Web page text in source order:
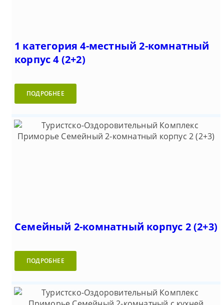
1 категория 4-местный 2-комнатный
корпус 4 (2+2)
ПОДРОБНЕЕ
Семейный 2-комнатный корпус 2 (2+3)
ПОДРОБНЕЕ